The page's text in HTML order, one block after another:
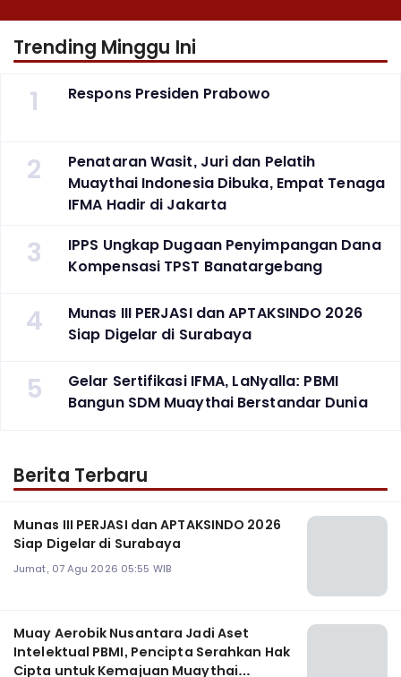
Trending Minggu Ini
1 Respons Presiden Prabowo
2
Penataran Wasit, Juri dan Pelatih
Muaythai Indonesia Dibuka, Empat Tenaga
IFMA Hadir di Jakarta
3
IPPS Ungkap Dugaan Penyimpangan Dana
Kompensasi TPST Banatargebang
4
Munas III PERJASI dan APTAKSINDO 2026
Siap Digelar di Surabaya
5
Gelar Sertifikasi IFMA, LaNyalla: PBMI
Bangun SDM Muaythai Berstandar Dunia
Berita Terbaru
Munas III PERJASI dan APTAKSINDO 2026
Siap Digelar di Surabaya
Jumat, 07 Agu 2026 05:55 WIB
Muay Aerobik Nusantara Jadi Aset
Intelektual PBMI, Pencipta Serahkan Hak
Cipta untuk Kemajuan Muaythai